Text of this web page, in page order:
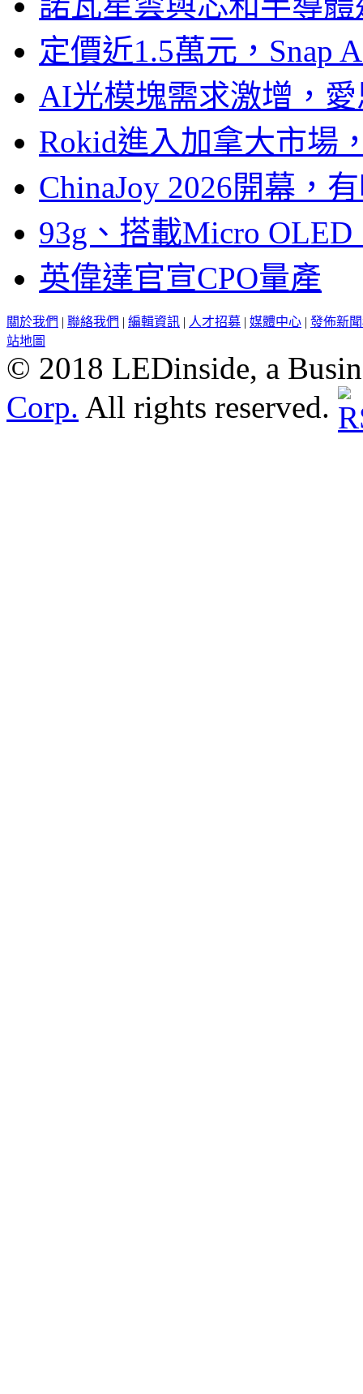
定價近1.5萬元，Snap
AI光模塊需求激增，
Rokid進入加拿大市場
ChinaJoy 2026開幕，
93g、搭載Micro
英偉達官宣CPO量產
關於我們 | 聯絡我們 | 編輯資訊 | 人才招募 | 媒體中心 | 發佈新
站地圖
© 2018 LEDinside, a
Corp. All rights reserved.